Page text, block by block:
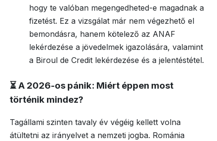
hogy te valóban megengedheted-e magadnak a
fizetést. Ez a vizsgálat már nem végezhető el
bemondásra, hanem kötelező az ANAF
lekérdezése a jövedelmek igazolására, valamint
a Biroul de Credit lekérdezése és a jelentéstétel.
⏳ A 2026-os pánik: Miért éppen most
történik mindez?
Tagállami szinten tavaly év végéig kellett volna
átültetni az irányelvet a nemzeti jogba. Románia